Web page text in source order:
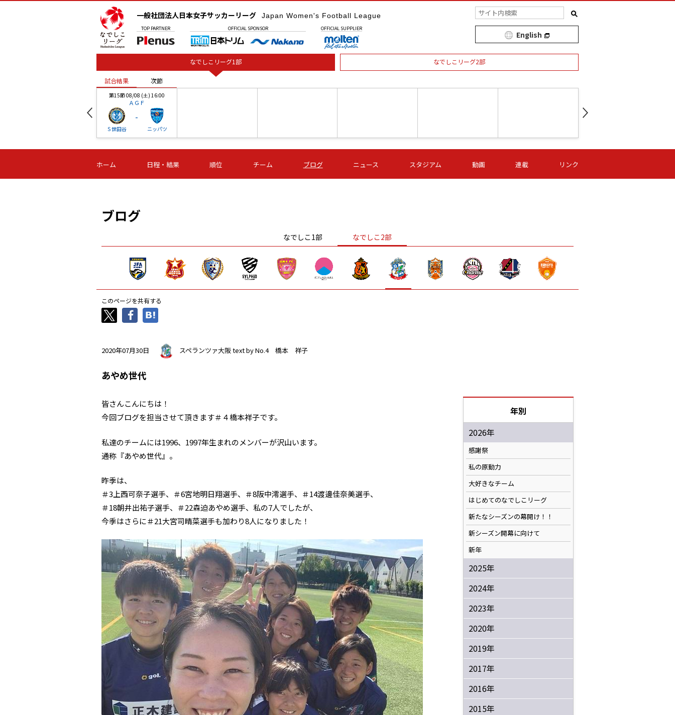
一般社団法人日本女子サッカーリーグ Japan Women's Football League
TOP PARTNER OFFICIAL SPONSOR OFFICIAL SUPPLIER
English
なでしこリーグ1部 なでしこリーグ2部
試合結果 次節
第15節 08/08 (土) 16:00
ＡＧＦ
Ｓ世田谷
-
ニッパツ
-
第16節 09/05 (土) 15:00
ニッパツ
-
第16節 09/05 (土) 15:00
石人の星
-
第16節 09/05 (土) 16:00
ＡＧＦ
-
いちご
-
第16節 09/06 (日) 15:00
-
第16節 09/06 (日) 15:00
- -
試合結果 次節
ホーム 日程・結果 順位 チーム ブログ ニュース スタジアム 動画 連載 リンク
ブログ
なでしこ1部 なでしこ2部
このページを共有する
2020年07月30日 スペランツァ大阪text by No.4 橋本 祥子
あやめ世代
皆さんこんにちは！
今回ブログを担当させて頂きます＃４橋本祥子です。
私達のチームには1996、1997年生まれのメンバーが沢山います。
通称『あやめ世代』。
昨季は、
＃3上西可奈子選手、＃6宮地明日翔選手、＃8阪中澪選手、＃14渡邊佳奈美選手、
＃18朝井出祐子選手、＃22森迫あやめ選手、私の7人でしたが、
今季はさらに＃21大宮司晴菜選手も加わり8人になりました！
年別
2026年
感謝祭
私の原動力
大好きなチーム
はじめてのなでしこリーグ
新たなシーズンの幕開け！！
新シーズン開幕に向けて
新年
2025年
2024年
2023年
2020年
2019年
2017年
2016年
2015年